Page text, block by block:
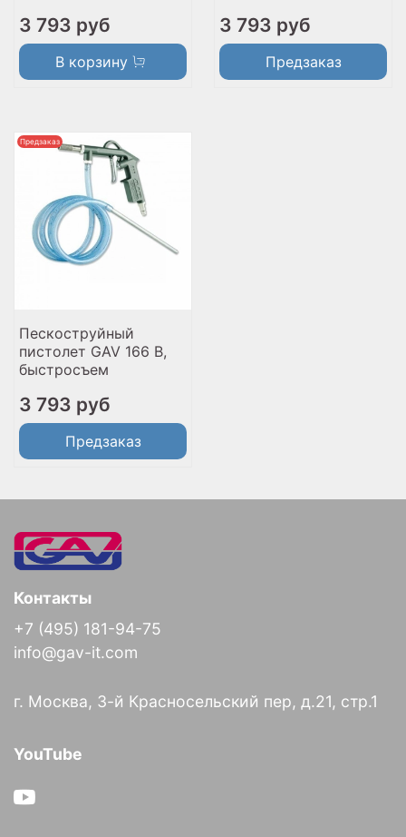
3 793 руб
В корзину
3 793 руб
Предзаказ
Предзаказ
Пескоструйный
пистолет GAV 166 B,
быстросъем
3 793 руб
Предзаказ
Контакты
+7 (495) 181-94-75
info@gav-it.com
г. Москва, 3-й Красносельский пер, д.21, стр.1
YouTube